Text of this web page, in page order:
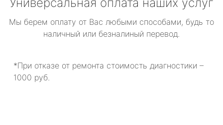
Мы берем оплату от Вас любыми способами, будь то
наличный или безналиный перевод.
*При отказе от ремонта стоимость диагностики –
1000 руб.